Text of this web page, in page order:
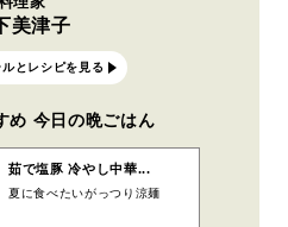
美津子
とレシピを見る
め 今日の晩ごはん
茹で塩豚 冷やし中華...
夏に食べたいがっつり涼麺